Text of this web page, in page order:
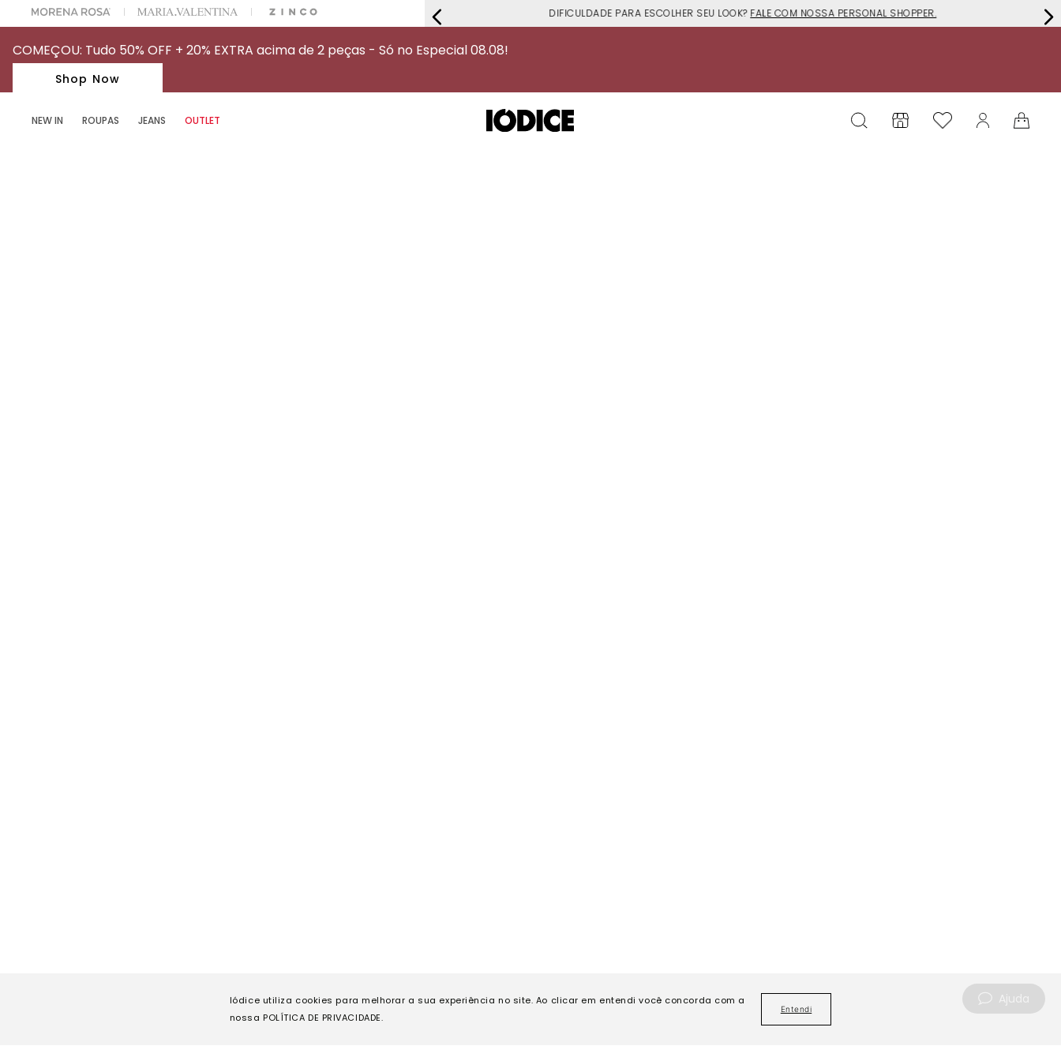
Iódice utiliza cookies para melhorar a sua experiência no site. Ao clicar em entendi você concorda com a
nossa POLÍTICA DE PRIVACIDADE.
Entendi
Ajuda
NA SUA 1° COMPRA USANDO O CUPOM: MYFIRSTIOD DIFICULDADE PARA ESCOLHER SEU LOOK? FALE COM NOSSA PERSONAL SHOPPER.
COMEÇOU: Tudo 50% OFF + 20% EXTRA acima de 2 peças - Só no Especial 08.08!
Shop Now
NEW IN ROUPAS JEANS OUTLET